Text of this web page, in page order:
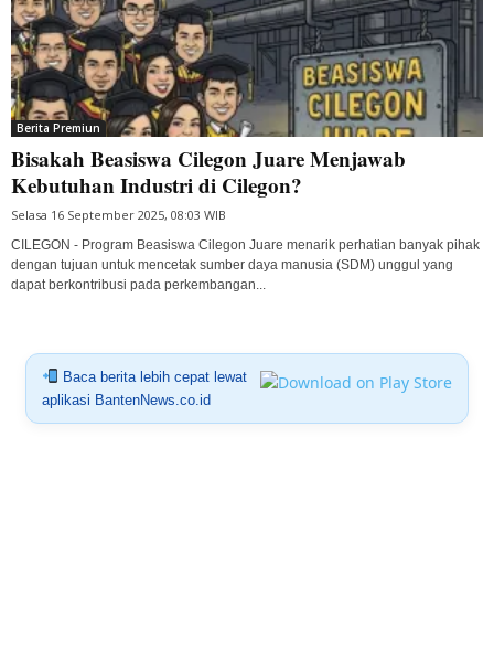
Berita Premiun
Bisakah Beasiswa Cilegon Juare Menjawab
Kebutuhan Industri di Cilegon?
Selasa 16 September 2025, 08:03 WIB
CILEGON - Program Beasiswa Cilegon Juare menarik perhatian banyak pihak
dengan tujuan untuk mencetak sumber daya manusia (SDM) unggul yang
dapat berkontribusi pada perkembangan...
Baca berita lebih cepat lewat
aplikasi BantenNews.co.id